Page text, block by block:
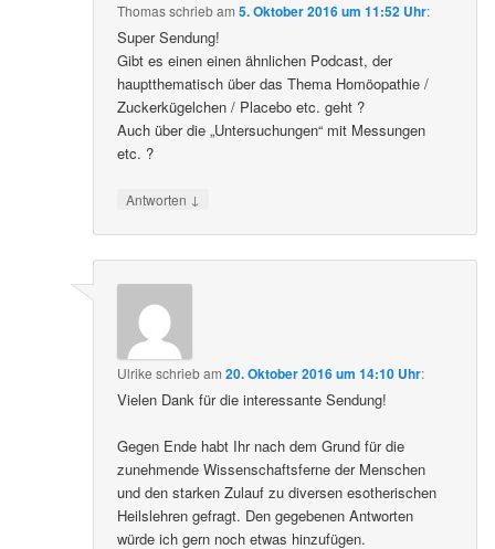
Thomasschriebam5. Oktober 2016 um 11:52 Uhr:
Super Sendung!
Gibt es einen einen ähnlichen Podcast, der
hauptthematisch über das Thema Homöopathie /
Zuckerkügelchen / Placebo etc. geht ?
Auch über die „Untersuchungen“ mit Messungen
etc. ?
Antworten ↓
Ulrike schriebam20. Oktober 2016 um 14:10 Uhr:
Vielen Dank für die interessante Sendung!
Gegen Ende habt Ihr nach dem Grund für die
zunehmende Wissenschaftsferne der Menschen
und den starken Zulauf zu diversen esotherischen
Heilslehren gefragt. Den gegebenen Antworten
würde ich gern noch etwas hinzufügen.